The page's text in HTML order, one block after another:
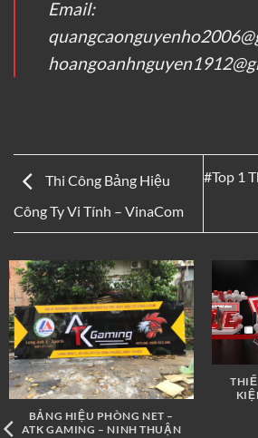
Email:
Thi Công Bảng Hiệu
Công Ty Vi Tính – VinaCom
#Top 1
BẢNG HIỆU PHÒNG NET –
ATK GAMING – NINH THUẬN